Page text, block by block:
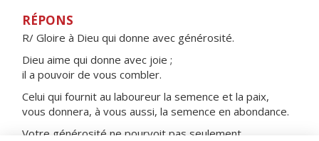
RÉPONS
R/ Gloire à Dieu qui donne avec générosité.
Dieu aime qui donne avec joie ;
il a pouvoir de vous combler.
Celui qui fournit au laboureur la semence et la paix,
vous donnera, à vous aussi, la semence en abondance.
Votre générosité ne pourvoit pas seulement